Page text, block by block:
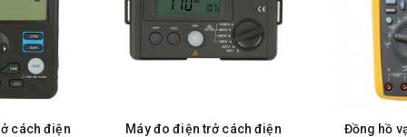
cách điện
Máy đo điện trở cách điện
Đồng hồ